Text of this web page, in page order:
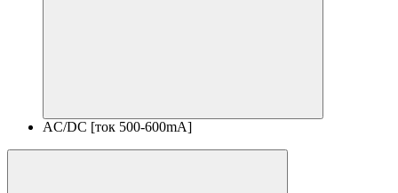
AC/DC [ток 500-600mA]